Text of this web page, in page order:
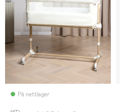
På nettlager